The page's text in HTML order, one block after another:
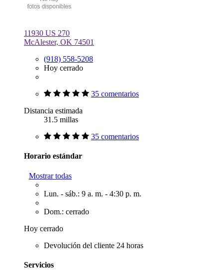
11930 US 270
McAlester, OK 74501
(918) 558-5208
Hoy cerrado
35 comentarios
Distancia estimada
31.5 millas
35 comentarios
Horario estándar
Mostrar todas
Lun. - sáb.: 9 a. m. - 4:30 p. m.
Dom.: cerrado
Hoy cerrado
Devolución del cliente 24 horas
Servicios